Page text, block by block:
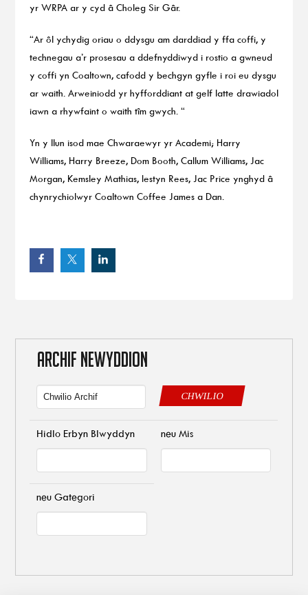
yr WRPA ar y cyd â Choleg Sir Gâr.
“Ar ôl ychydig oriau o ddysgu am darddiad y ffa coffi, y
technegau a’r prosesau a ddefnyddiwyd i rostio a gwneud
y coffi yn Coaltown, cafodd y bechgyn gyfle i roi eu dysgu
ar waith. Arweiniodd yr hyfforddiant at gelf latte drawiadol
iawn a rhywfaint o waith tîm gwych. “
Yn y llun isod mae Chwaraewyr yr Academi; Harry
Williams, Harry Breeze, Dom Booth, Callum Williams, Jac
Morgan, Kemsley Mathias, Iestyn Rees, Jac Price ynghyd â
chynrychiolwyr Coaltown Coffee James a Dan.
ARCHIF NEWYDDION
CHWILIO
Hidlo Erbyn Blwyddyn neu Mis
neu Gategori